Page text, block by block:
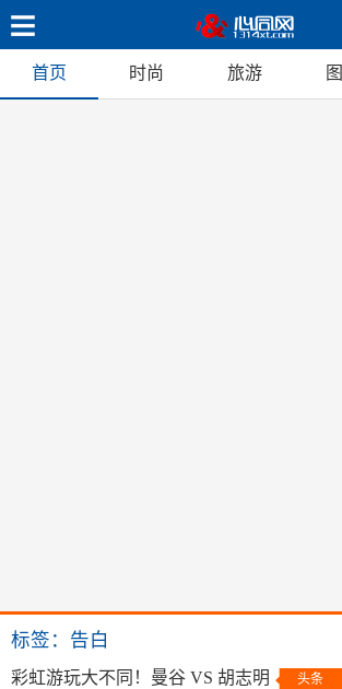
首页 时尚 旅游
标签：告白
彩虹游玩大不同！曼谷 VS 胡志明 头条